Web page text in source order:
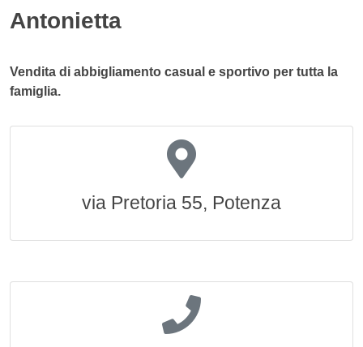
Antonietta
Vendita di abbigliamento casual e sportivo per tutta la
famiglia.
via Pretoria 55, Potenza